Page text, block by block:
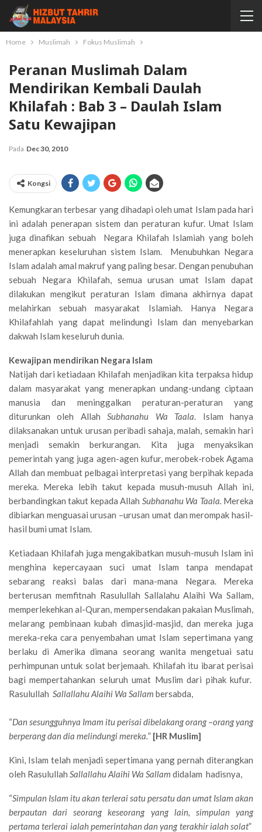
Home Muslimah Fokus Muslimah
Peranan Muslimah Dalam
Mendirikan Kembali Daulah
Khilafah : Bab 3 – Daulah Islam
Satu Kewajipan
Pada Dec 30, 2010
Kongsi
Kemungkaran terbesar yang dihadapi oleh umat Islam pada hari
ini adalah penerapan sistem dan peraturan kufur. Umat Islam
juga dinafikan sebuah Negara Khilafah Islamiah yang boleh
menerapkan keseluruhan sistem Islam. Menubuhkan Negara
Islam adalah amal makruf yang paling besar. Dengan penubuhan
sebuah Negara Khilafah, semua urusan umat Islam dapat
dilakukan mengikut peraturan Islam dimana akhirnya dapat
melahirkan sebuah masyarakat Islamiah. Hanya Negara
Khilafahlah yang dapat melindungi Islam dan menyebarkan
dakwah Islam keseluruh dunia.
Kewajipan mendirikan Negara Islam
Natijah dari ketiadaan Khilafah menjadikan kita terpaksa hidup
dalam masyarakat yang menerapkan undang-undang ciptaan
manusia dan meninggalkan peraturan-peraturan yang
diturunkan oleh AllahSubhanahu Wa Taala. Islam hanya
dilaksanakan untuk urusan peribadi sahaja, malah, semakin hari
menjadi semakin berkurangan. Kita juga menyaksikan
pemerintah yang juga agen-agen kufur, merobek-robek Agama
Allah dan membuat pelbagai interpretasi yang berpihak kepada
mereka. Mereka lebih takut kepada musuh-musuh Allah ini,
berbandingkan takut kepada Allah Subhanahu Wa Taala. Mereka
dibiarkan menguasai urusan –urusan umat dan merompak hasil-
hasil bumi umat Islam.
Ketiadaan Khilafah juga mengakibatkan musuh-musuh Islam ini
menghina kepercayaan suci umat Islam tanpa mendapat
sebarang reaksi balas dari mana-mana Negara. Mereka
berterusan memfitnah Rasulullah Sallalahu Alaihi Wa Sallam,
memperlekehkan al-Quran, mempersendakan pakaian Muslimah,
melarang pembinaan kubah dimasjid-masjid, dan mereka juga
mereka-reka cara penyembahan umat Islam sepertimana yang
berlaku di Amerika dimana seorang wanita mengetuai satu
perhimpunan untuk solat berjemaah. Khilafah itu ibarat perisai
bagi mempertahankan seluruh umat Muslim dari pihak kufur.
Rasulullah Sallallahu Alaihi Wa Sallam bersabda,
“Dan sesungguhnya Imam itu perisai dibelakang orang –orang yang
berperang dan dia melindungi mereka.” [HR Muslim]
Kini, Islam telah menjadi sepertimana yang pernah diterangkan
oleh Rasulullah Sallallahu Alaihi Wa Sallam didalam hadisnya,
“Simpulan Islam itu akan terlerai satu persatu dan umat Islam akan
berpautan dari seorang keseorang yang lain, simpulan yang
pertama terlerai ialah pemerintahan dan yang terakhir ialah solat”